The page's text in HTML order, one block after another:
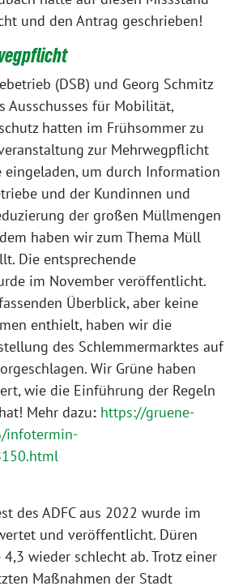
und den Antrag geschrieben!
t
(DSB) und Georg Schmitz
Ausschusses für Mobilität,
hatten im Frühsommer zu
zur Mehrwegpflicht
eingeladen, um durch Information
und der Kundinnen und
der großen Müllmengen
haben wir zum Thema Müll
Die entsprechende
im November veröffentlicht.
Überblick, aber keine
enthielt, haben wir die
des Schlemmermarktes auf
Wir Grüne haben
wie die Einführung der Regeln
Mehr dazu: https://gruene-
infotermin-
des ADFC aus 2022 wurde im
und veröffentlicht. Düren
wieder schlecht ab. Trotz einer
Maßnahmen der Stadt